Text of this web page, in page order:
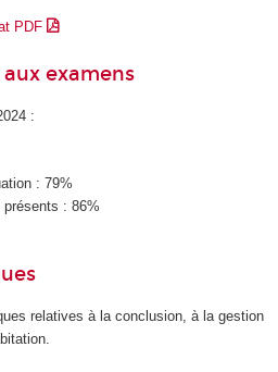
PDF
examens
:
: 79%
: 86%
relatives à la conclusion, à la gestion